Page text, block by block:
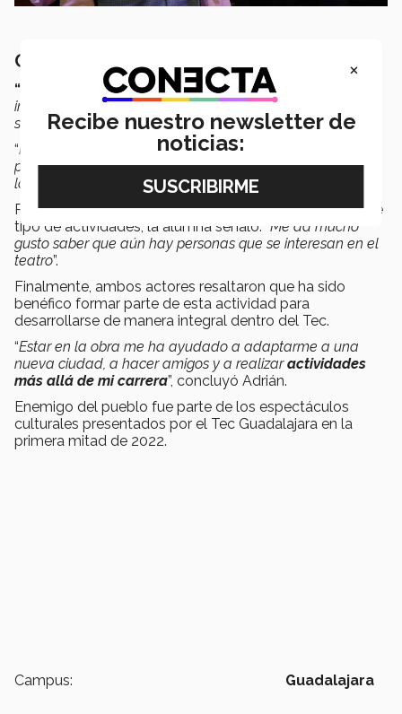
Crear conciencia desde el teatro
“ Enemigo del Pueblobusca concientizar acerca de la
importancia que tiene conocer lo que ocurre en la
sociedad”, enfatizó Mónica.
“Muchas veces la verdad es silenciada por personas que
pretenden obtener beneficios para sí mismos dañando a
las comunidades
”, agregó.
Respecto a la respuesta de la comunidad Tec ante este
tipo de actividades, la alumna señaló: “ Me da mucho
gusto saber que aún hay personas que se interesan en el
teatro”.
Finalmente, ambos actores resaltaron que ha sido
benéfico formar parte de esta actividad para
desarrollarse de manera integral dentro del Tec.
“Estar en la obra me ha ayudado a adaptarme a una
nueva ciudad, a hacer amigos y a realizaractividades
más allá de mi carrera”, concluyó Adrián.
Enemigo del pueblo fue parte de los espectáculos
culturales presentados por el Tec Guadalajara en la
primera mitad de 2022.
Campus: Guadalajara
×
Recibe nuestro newsletter de
noticias: